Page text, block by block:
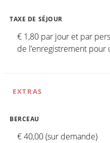
TAXE DE SÉJOUR
€ 1,80 par jour et par
de l’enregistrement
EXTRAS
BERCEAU
€ 40,00 (sur demande)